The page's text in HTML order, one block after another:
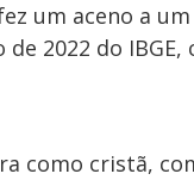
um aceno a
2022 do IBGE,
como cristã,